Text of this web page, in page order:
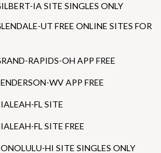
IA SITE SINGLES ONLY
UT FREE ONLINE SITES FOR
RAPIDS-OH APP FREE
WV APP FREE
FL SITE
FL SITE FREE
HI SITE SINGLES ONLY